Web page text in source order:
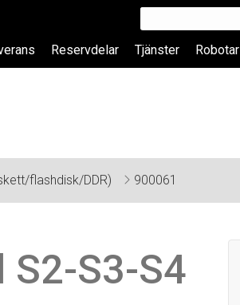
Reservdelar Tjänster Robotar
flashdisk/DDR) 900061
S3-S4